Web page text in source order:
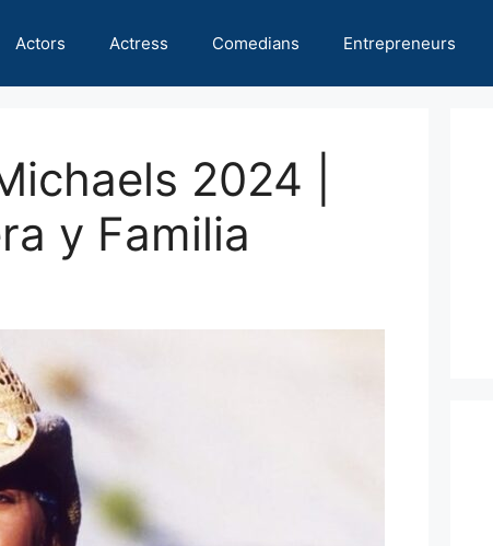
Actors Actress Comedians Entrepreneurs
2024 |
y Familia